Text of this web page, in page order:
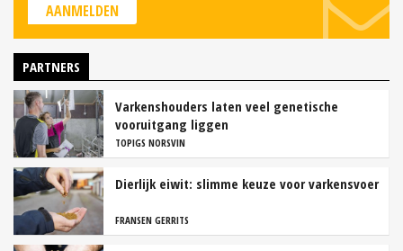
AANMELDEN
PARTNERS
Varkenshouders laten veel genetische
vooruitgang liggen
TOPIGS NORSVIN
Dierlijk eiwit: slimme keuze voor varkensvoer
FRANSEN GERRITS